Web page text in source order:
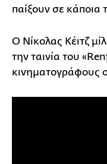
παίξουν σε κάποια
Ο Νίκολας Κέιτζ
την ταινία του
κινηματογράφους